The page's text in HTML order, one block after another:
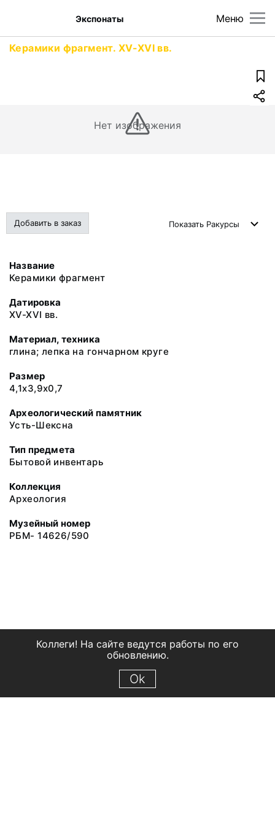
Меню
Экспонаты
Керамики фрагмент. XV-XVI вв.
Нет изображения
Добавить в заказ Показать Ракурсы
Название
Керамики фрагмент
Датировка
XV-XVI вв.
Материал, техника
глина; лепка на гончарном круге
Размер
4,1х3,9х0,7
Археологический памятник
Усть-Шексна
Тип предмета
Бытовой инвентарь
Коллекция
Археология
Музейный номер
РБМ- 14626/590
Коллеги! На сайте ведутся работы по его
обновлению.
Ok